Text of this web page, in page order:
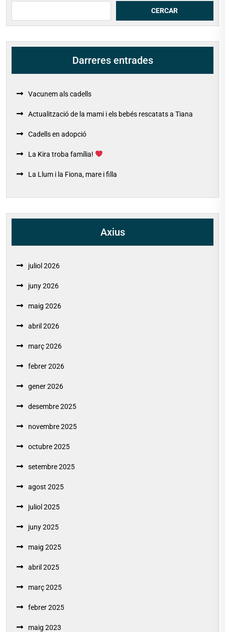
CERCAR
Darreres entrades
Vacunem als cadells
Actualització de la mami i els bebés rescatats a Tiana
Cadells en adopció
La Kira troba família!
La Llum i la Fiona, mare i filla
Axius
juliol 2026
juny 2026
maig 2026
abril 2026
març 2026
febrer 2026
gener 2026
desembre 2025
novembre 2025
octubre 2025
setembre 2025
agost 2025
juliol 2025
juny 2025
maig 2025
abril 2025
març 2025
febrer 2025
maig 2023